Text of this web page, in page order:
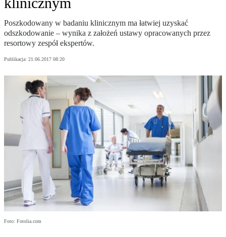
Poszkodowany w badaniu klinicznym ma łatwiej uzyskać
odszkodowanie – wynika z założeń ustawy opracowanych przez
resortowy zespół ekspertów.
Publikacja: 21.06.2017 08:20
Foto: Fotolia.com